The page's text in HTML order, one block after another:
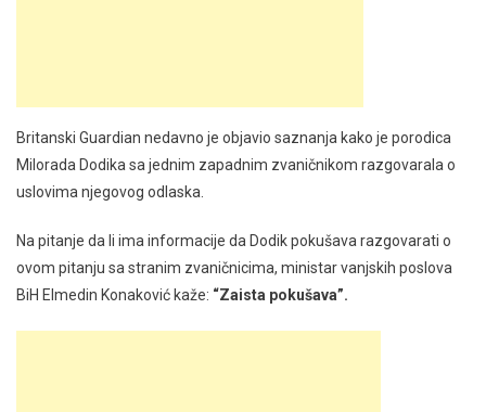
Britanski Guardian nedavno je objavio saznanja kako je porodica
Milorada Dodika sa jednim zapadnim zvaničnikom razgovarala o
uslovima njegovog odlaska.
Na pitanje da li ima informacije da Dodik pokušava razgovarati o
ovom pitanju sa stranim zvaničnicima, ministar vanjskih poslova
BiH Elmedin Konaković kaže: “Zaista pokušava”.